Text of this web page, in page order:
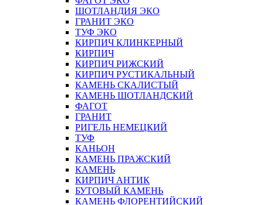
ШОТЛАНДИЯ ЭКО
ГРАНИТ ЭКО
ТУФ ЭКО
КИРПИЧ КЛИНКЕРНЫЙ
КИРПИЧ
КИРПИЧ РИЖСКИЙ
КИРПИЧ РУСТИКАЛЬНЫЙ
КАМЕНЬ СКАЛИСТЫЙ
КАМЕНЬ ШОТЛАНДСКИЙ
ФАГОТ
ГРАНИТ
РИГЕЛЬ НЕМЕЦКИЙ
ТУФ
КАНЬОН
КАМЕНЬ ПРАЖСКИЙ
КАМЕНЬ
КИРПИЧ АНТИК
БУТОВЫЙ КАМЕНЬ
КАМЕНЬ ФЛОРЕНТИЙСКИЙ